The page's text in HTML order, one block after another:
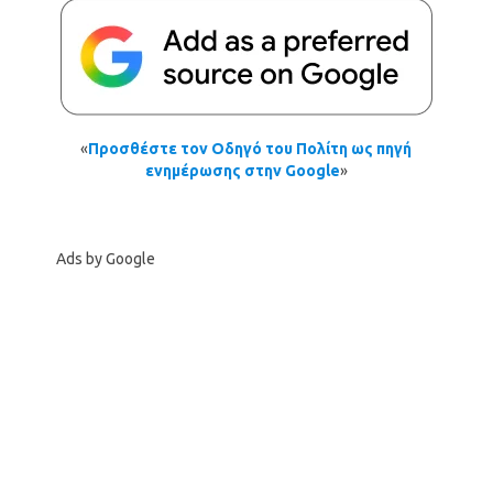
«Προσθέστε τον Οδηγό του Πολίτη ως πηγή
ενημέρωσης στην Google»
Ads by Google